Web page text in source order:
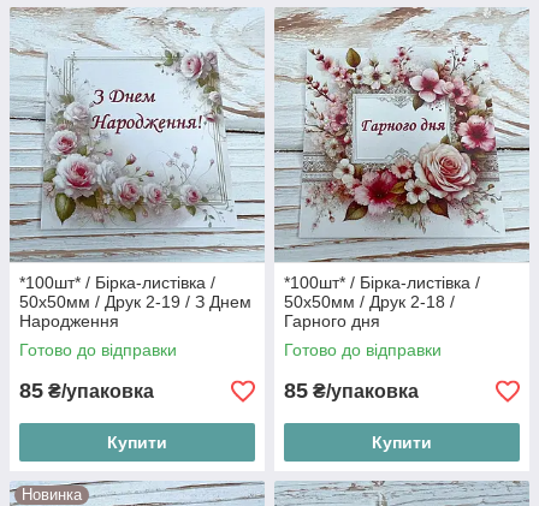
*100шт* / Бірка-листівка /
50х50мм / Друк 2-19 / З Днем
Народження
Готово до відправки
85 ₴/упаковка
Купити
*100шт* / Бірка-листівка /
50х50мм / Друк 2-18 /
Гарного дня
Готово до відправки
85 ₴/упаковка
Купити
Новинка